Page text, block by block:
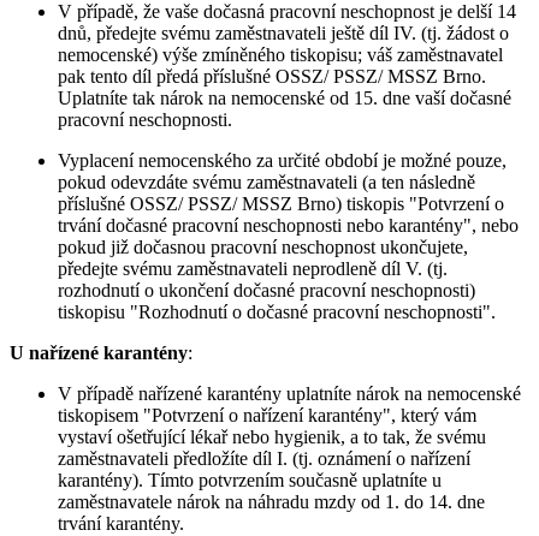
V případě, že vaše dočasná pracovní neschopnost je delší 14
dnů, předejte svému zaměstnavateli ještě díl IV. (tj. žádost o
nemocenské) výše zmíněného tiskopisu; váš zaměstnavatel
pak tento díl předá příslušné OSSZ/ PSSZ/ MSSZ Brno.
Uplatníte tak nárok na nemocenské od 15. dne vaší dočasné
pracovní neschopnosti.
Vyplacení nemocenského za určité období je možné pouze,
pokud odevzdáte svému zaměstnavateli (a ten následně
příslušné OSSZ/ PSSZ/ MSSZ Brno) tiskopis "Potvrzení o
trvání dočasné pracovní neschopnosti nebo karantény", nebo
pokud již dočasnou pracovní neschopnost ukončujete,
předejte svému zaměstnavateli neprodleně díl V. (tj.
rozhodnutí o ukončení dočasné pracovní neschopnosti)
tiskopisu "Rozhodnutí o dočasné pracovní neschopnosti".
U nařízené karantény:
V případě nařízené karantény uplatníte nárok na nemocenské
tiskopisem "Potvrzení o nařízení karantény", který vám
vystaví ošetřující lékař nebo hygienik, a to tak, že svému
zaměstnavateli předložíte díl I. (tj. oznámení o nařízení
karantény). Tímto potvrzením současně uplatníte u
zaměstnavatele nárok na náhradu mzdy od 1. do 14. dne
trvání karantény.